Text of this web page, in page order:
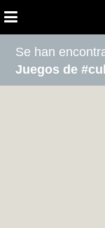
Se han
Juegos de